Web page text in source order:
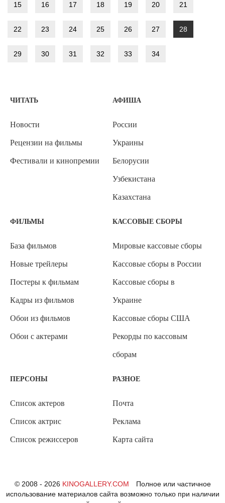
15 16 17 18 19 20 21
22 23 24 25 26 27 28
29 30 31 32 33 34
ЧИТАТЬ
Новости
Рецензии на фильмы
Фестивали и кинопремии
АФИША
России
Украины
Белорусии
Узбекистана
Казахстана
ФИЛЬМЫ
База фильмов
Новые трейлеры
Постеры к фильмам
Кадры из фильмов
Обои из фильмов
Обои с актерами
КАССОВЫЕ СБОРЫ
Мировые кассовые сборы
Кассовые сборы в России
Кассовые сборы в
Украине
Кассовые сборы США
Рекорды по кассовым
сборам
ПЕРСОНЫ
Список актеров
Список актрис
Список режиссеров
РАЗНОЕ
Почта
Реклама
Карта сайта
© 2008 - 2026 KINOGALLERY.COM
Полное или частичное
использование материалов сайта возможно только при наличии